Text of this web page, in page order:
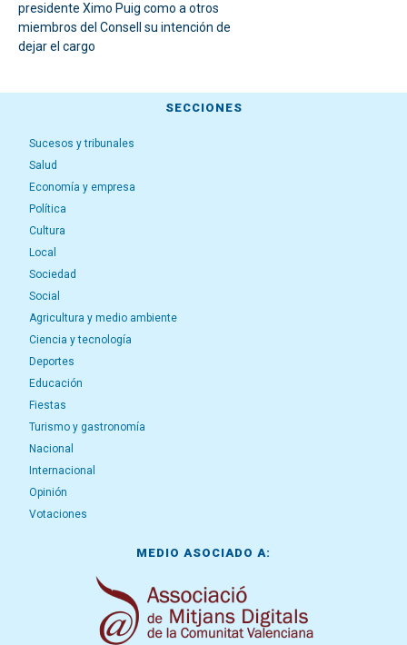
presidente Ximo Puig como a otros
miembros del Consell su intención de
dejar el cargo
SECCIONES
Sucesos y tribunales
Salud
Economía y empresa
Política
Cultura
Local
Sociedad
Social
Agricultura y medio ambiente
Ciencia y tecnología
Deportes
Educación
Fiestas
Turismo y gastronomía
Nacional
Internacional
Opinión
Votaciones
MEDIO ASOCIADO A: